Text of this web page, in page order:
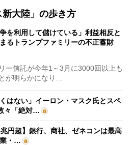
大陸」の歩き方
争を利用して儲けている」利益相反と
るトランプファミリーの不正蓄財
ー信託が今年1～3月に3000回以上も
が明らかになり…
はない」イーロン・マスク氏とスペ
々「絶対…
円超】銀行、商社、ゼネコンは最高
業・…